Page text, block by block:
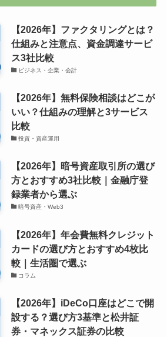
【2026年】ファクタリングとは？
仕組みと注意点、資金調達サービ
ス3社比較
ビジネス・企業・会計
【2026年】無料保険相談はどこが
いい？仕組みの理解と3サービス
比較
投資・資産運用
【2026年】暗号資産取引所の選び
方とおすすめ3社比較｜金融庁登
録業者から選ぶ
暗号資産・Web3
【2026年】年会費無料クレジット
カードの選び方とおすすめ4枚比
較｜生活圏で選ぶ
コラム
【2026年】iDeCo口座はどこで開
設する？選び方3基準と松井証
券・マネックス証券の比較